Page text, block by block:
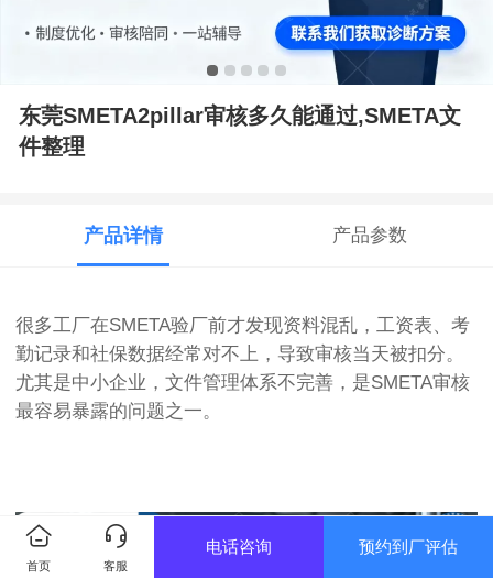
东莞SMETA2pillar审核多久能通过,SMETA文
件整理
产品详情 产品参数
很多工厂在SMETA验厂前才发现资料混乱，工资表、考
勤记录和社保数据经常对不上，导致审核当天被扣分。
尤其是中小企业，文件管理体系不完善，是SMETA审核
最容易暴露的问题之一。
首页 客服
电话咨询 预约到厂评估